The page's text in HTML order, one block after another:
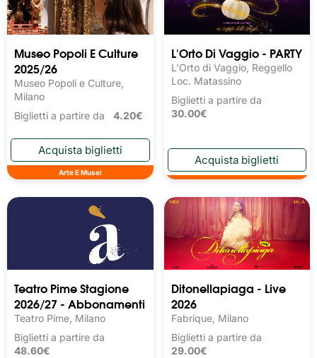
Museo Popoli E Culture
2025/26
Museo Popoli e Culture,
Milano
Biglietti a partire da 4.20€
Arte E Musei
L'Orto Di Vaggio - PARTY
L'Orto di Vaggio, Reggello
Loc. Matassino
Biglietti a partire da
30.00€
Teatro Pime Stagione
2026/27 - Abbonamenti
Teatro Pime, Milano
Biglietti a partire da
48.60€
Ditonellapiaga - Live
2026
Fabrique, Milano
Biglietti a partire da
29.00€